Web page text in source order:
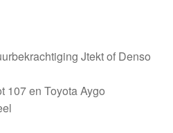
Jtekt of Denso
107 en Toyota Aygo